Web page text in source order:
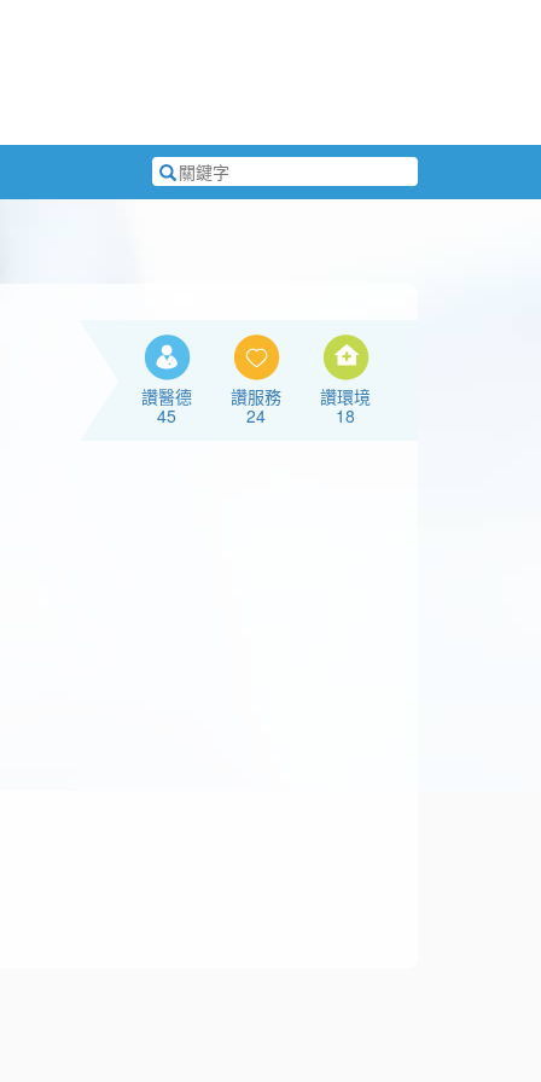
搜
尋
讚醫德
45
讚服務
24
讚環境
18